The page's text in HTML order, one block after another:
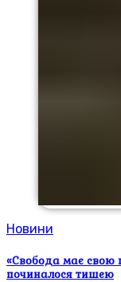
Новини
«Свобода має свою
починалося тишею